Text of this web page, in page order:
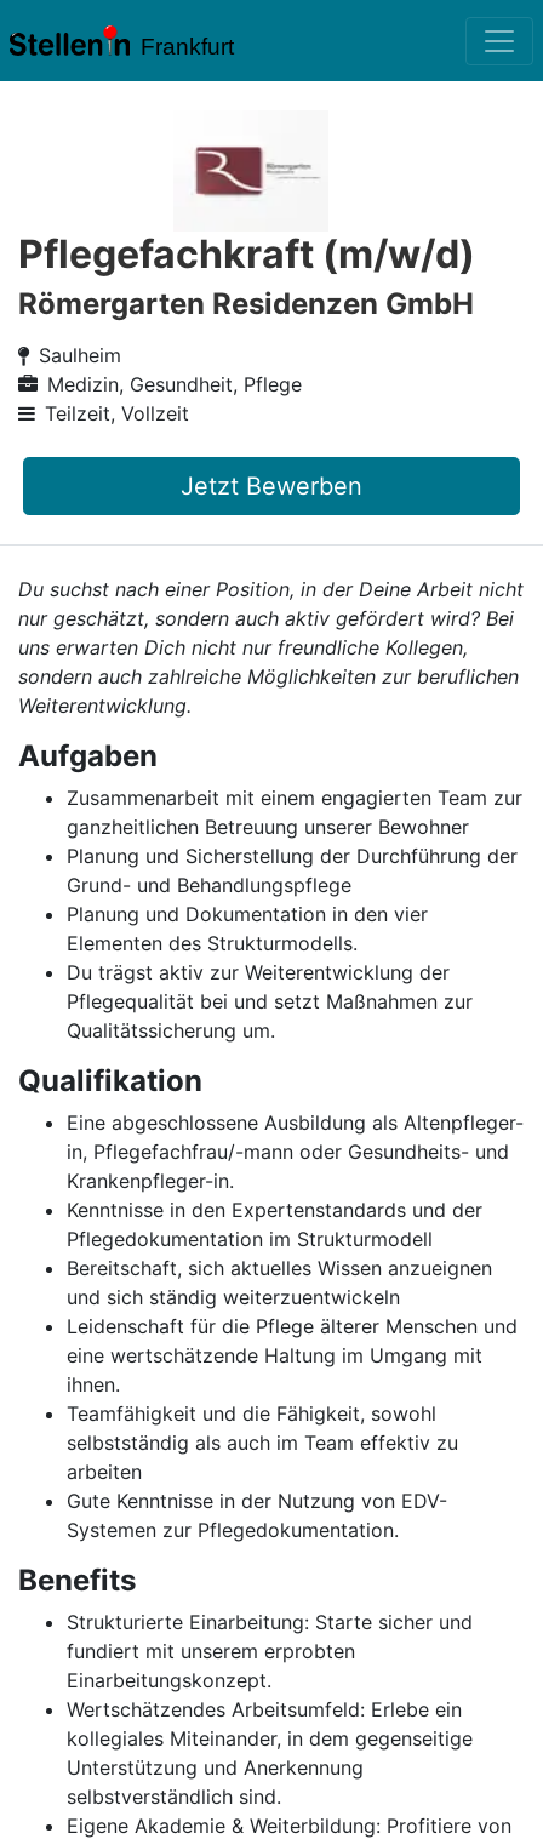
Frankfurt
Pflegefachkraft (m/w/d)
Römergarten Residenzen GmbH
Saulheim
Medizin, Gesundheit, Pflege
Teilzeit, Vollzeit
Jetzt Bewerben
Du suchst nach einer Position, in der Deine Arbeit nicht
nur geschätzt, sondern auch aktiv gefördert wird? Bei
uns erwarten Dich nicht nur freundliche Kollegen,
sondern auch zahlreiche Möglichkeiten zur beruflichen
Weiterentwicklung.
Aufgaben
Zusammenarbeit mit einem engagierten Team zur
ganzheitlichen Betreuung unserer Bewohner
Planung und Sicherstellung der Durchführung der
Grund- und Behandlungspflege
Planung und Dokumentation in den vier
Elementen des Strukturmodells.
Du trägst aktiv zur Weiterentwicklung der
Pflegequalität bei und setzt Maßnahmen zur
Qualitätssicherung um.
Qualifikation
Eine abgeschlossene Ausbildung als Altenpfleger-
in, Pflegefachfrau/-mann oder Gesundheits- und
Krankenpfleger-in.
Kenntnisse in den Expertenstandards und der
Pflegedokumentation im Strukturmodell
Bereitschaft, sich aktuelles Wissen anzueignen
und sich ständig weiterzuentwickeln
Leidenschaft für die Pflege älterer Menschen und
eine wertschätzende Haltung im Umgang mit
ihnen.
Teamfähigkeit und die Fähigkeit, sowohl
selbstständig als auch im Team effektiv zu
arbeiten
Gute Kenntnisse in der Nutzung von EDV-
Systemen zur Pflegedokumentation.
Benefits
Strukturierte Einarbeitung: Starte sicher und
fundiert mit unserem erprobten
Einarbeitungskonzept.
Wertschätzendes Arbeitsumfeld: Erlebe ein
kollegiales Miteinander, in dem gegenseitige
Unterstützung und Anerkennung
selbstverständlich sind.
Eigene Akademie & Weiterbildung: Profitiere von